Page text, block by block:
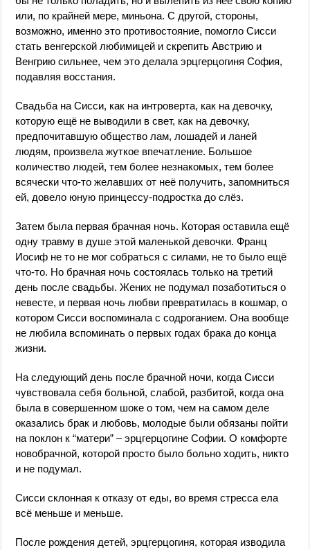
или, по крайней мере, миньона. С другой, стороны,
возможно, именно это противостояние, помогло Сисси
стать венгерской любимицей и скрепить Австрию и
Венгрию сильнее, чем это делала эрцгерцогиня София,
подавляя восстания.
Свадьба на Сисси, как на интроверта, как на девочку,
которую ещё не выводили в свет, как на девочку,
предпочитавшую общество лам, лошадей и ланей
людям, произвела жуткое впечатление. Большое
количество людей, тем более незнакомых, тем более
всячески что-то желавших от неё получить, запомниться
ей, довело юную принцессу-подростка до слёз.
Затем была первая брачная ночь. Которая оставила ещё
одну травму в душе этой маленькой девочки. Франц
Иосиф не то не мог собраться с силами, не то было ещё
что-то. Но брачная ночь состоялась только на третий
день после свадьбы. Жених не подумал позаботиться о
невесте, и первая ночь любви превратилась в кошмар, о
котором Сисси воспоминала с содроганием. Она вообще
не любила вспоминать о первых годах брака до конца
жизни.
На следующий день после брачной ночи, когда Сисси
чувствовала себя больной, слабой, разбитой, когда она
была в совершенном шоке о том, чем на самом деле
оказались брак и любовь, молодые были обязаны пойти
на поклон к “матери” – эрцгерцогине Софии. О комфорте
новобрачной, которой просто было больно ходить, никто
и не подумал.
Сисси склонная к отказу от еды, во время стресса ела
всё меньше и меньше.
После рождения детей, эрцгерцогиня, которая изводила